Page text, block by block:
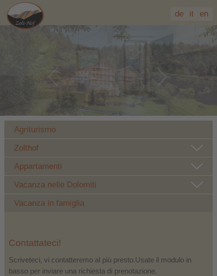
de it en
Agriturismo
Zolthof
Appartamenti
Vacanza nelle Dolomiti
Vacanza in famiglia
Contattateci!
Scriveteci, vi contatteremo al più presto.Usate il modulo in
basso per inviare una richiesta di prenotazione.